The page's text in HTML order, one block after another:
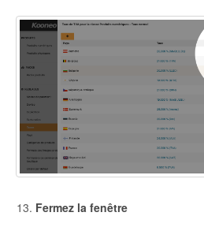
Fermez la fenêtre